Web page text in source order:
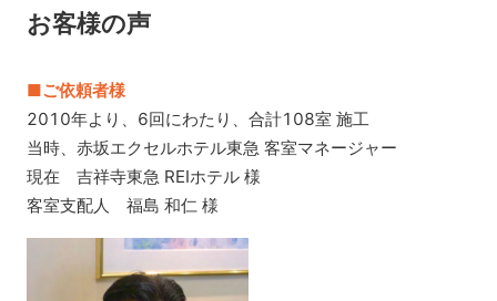
お客様の声
■ご依頼者様
2010年より、6回にわたり、合計108室 施工
当時、赤坂エクセルホテル東急 客室マネージャー
現在 吉祥寺東急 REIホテル 様
客室支配人 福島 和仁 様